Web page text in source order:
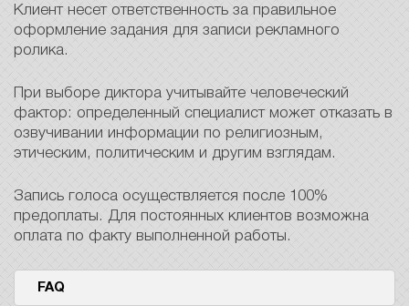
Клиент несет ответственность за правильное
оформление задания для записи рекламного
ролика.
При выборе диктора учитывайте человеческий
фактор: определенный специалист может отказать в
озвучивании информации по религиозным,
этическим, политическим и другим взглядам.
Запись голоса осуществляется после 100%
предоплаты. Для постоянных клиентов возможна
оплата по факту выполненной работы.
FAQ